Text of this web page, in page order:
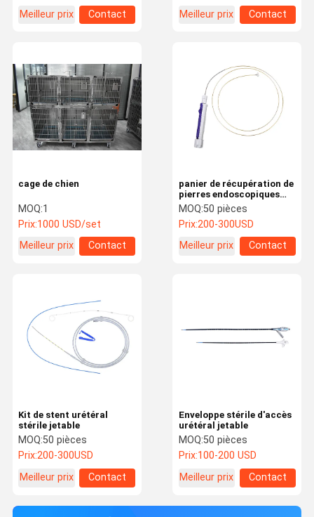
Meilleur prix
Contact
Meilleur prix
Contact
cage de chien
MOQ:1
Prix:1000 USD/set
Meilleur prix
Contact
panier de récupération de
pierres endoscopiques
stériles jetables
MOQ:50 pièces
Prix:200-300USD
Meilleur prix
Contact
Kit de stent urétéral
stérile jetable
MOQ:50 pièces
Prix:200-300USD
Meilleur prix
Contact
Enveloppe stérile d'accès
urétéral jetable
MOQ:50 pièces
Prix:100-200 USD
Meilleur prix
Contact